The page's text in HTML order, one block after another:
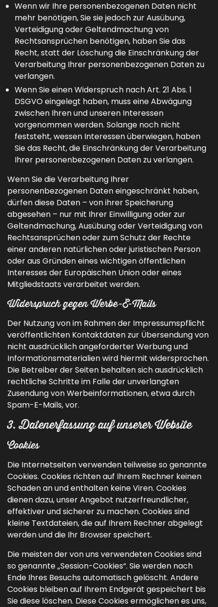
Wenn wir Ihre personenbezogenen Daten nicht
mehr benötigen, Sie sie jedoch zur Ausübung,
Verteidigung oder Geltendmachung von
Rechtsansprüchen benötigen, haben Sie das
Recht, statt der Löschung die Einschränkung der
Verarbeitung Ihrer personenbezogenen Daten zu
verlangen.
Wenn Sie einen Widerspruch nach Art. 21 Abs. 1
DSGVO eingelegt haben, muss eine Abwägung
zwischen Ihren und unseren Interessen
vorgenommen werden. Solange noch nicht
feststeht, wessen Interessen überwiegen, haben
Sie das Recht, die Einschränkung der Verarbeitung
Ihrer personenbezogenen Daten zu verlangen.
Wenn Sie die Verarbeitung Ihrer
personenbezogenen Daten eingeschränkt haben,
dürfen diese Daten – von ihrer Speicherung
abgesehen – nur mit Ihrer Einwilligung oder zur
Geltendmachung, Ausübung oder Verteidigung von
Rechtsansprüchen oder zum Schutz der Rechte
einer anderen natürlichen oder juristischen Person
oder aus Gründen eines wichtigen öffentlichen
Interesses der Europäischen Union oder eines
Mitgliedstaats verarbeitet werden.
Widerspruch gegen Werbe-E-Mails
Der Nutzung von im Rahmen der Impressumspflicht
veröffentlichten Kontaktdaten zur Übersendung von
nicht ausdrücklich angeforderter Werbung und
Informationsmaterialien wird hiermit widersprochen.
Die Betreiber der Seiten behalten sich ausdrücklich
rechtliche Schritte im Falle der unverlangten
Zusendung von Werbeinformationen, etwa durch
Spam-E-Mails, vor.
3. Datenerfassung auf unserer Website
Cookies
Die Internetseiten verwenden teilweise so genannte
Cookies. Cookies richten auf Ihrem Rechner keinen
Schaden an und enthalten keine Viren. Cookies
dienen dazu, unser Angebot nutzerfreundlicher,
effektiver und sicherer zu machen. Cookies sind
kleine Textdateien, die auf Ihrem Rechner abgelegt
werden und die Ihr Browser speichert.
Die meisten der von uns verwendeten Cookies sind
so genannte „Session-Cookies“. Sie werden nach
Ende Ihres Besuchs automatisch gelöscht. Andere
Cookies bleiben auf Ihrem Endgerät gespeichert bis
Sie diese löschen. Diese Cookies ermöglichen es uns,